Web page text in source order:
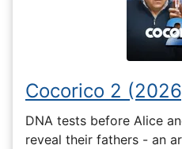
Cocorico 2
DNA tests before Alice
reveal their fathers - an